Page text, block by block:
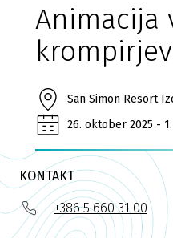
Animacija
San Simon Resort
26. oktober 2025 -
KONTAKT
+386 5 660 31 00